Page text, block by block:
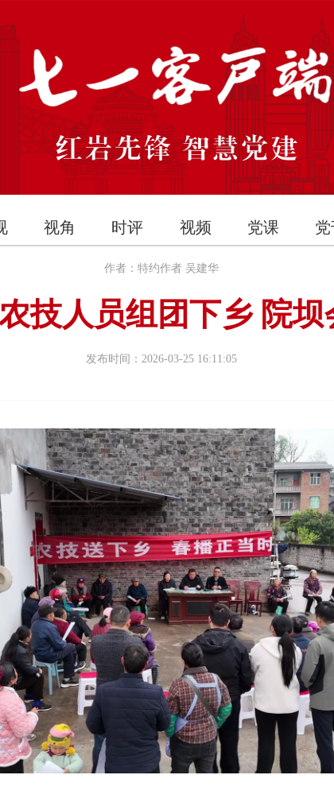
视角 时评 视频 党课 党
作者：特约作者 吴建华
技人员组团下乡 院
发布时间：2026-03-25 16:11:05